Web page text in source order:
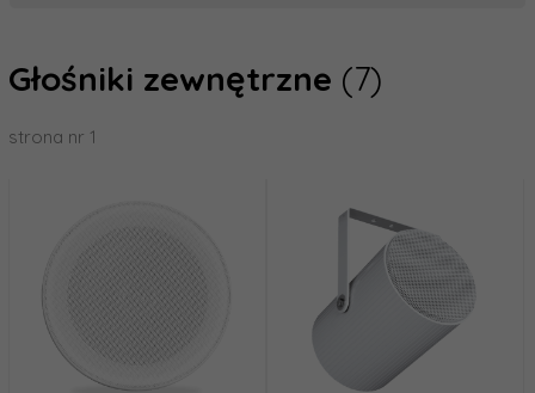
Głośniki zewnętrzne (7)
strona nr 1